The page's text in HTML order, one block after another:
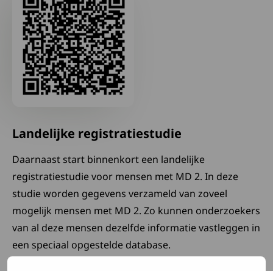
Landelijke registratiestudie
Daarnaast start binnenkort een landelijke
registratiestudie voor mensen met MD 2. In deze
studie worden gegevens verzameld van zoveel
mogelijk mensen met MD 2. Zo kunnen onderzoekers
van al deze mensen dezelfde informatie vastleggen in
een speciaal opgestelde database.